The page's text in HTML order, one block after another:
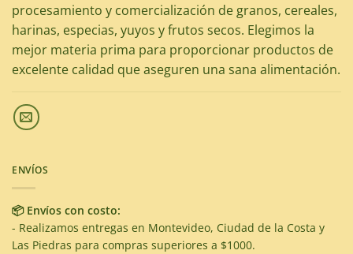
procesamiento y comercialización de granos, cereales,
harinas, especias, yuyos y frutos secos. Elegimos la
mejor materia prima para proporcionar productos de
excelente calidad que aseguren una sana alimentación.
ENVÍOS
📦 Envíos con costo:
- Realizamos entregas en Montevideo, Ciudad de la Costa y
Las Piedras para compras superiores a $1000.